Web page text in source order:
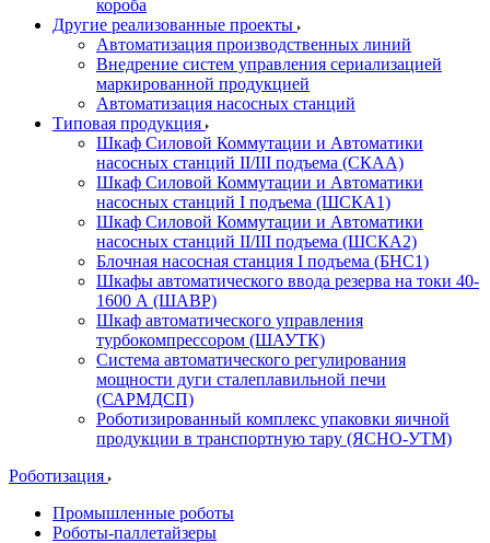
короба
Другие реализованные проекты
Автоматизация производственных линий
Внедрение систем управления сериализацией
маркированной продукцией
Автоматизация насосных станций
Типовая продукция
Шкаф Силовой Коммутации и Автоматики
насосных станций II/III подъема (СКАА)
Шкаф Силовой Коммутации и Автоматики
насосных станций I подъема (ШСКА1)
Шкаф Силовой Коммутации и Автоматики
насосных станций II/III подъема (ШСКА2)
Блочная насосная станция I подъема (БНС1)
Шкафы автоматического ввода резерва на токи 40-
1600 А (ШАВР)
Шкаф автоматического управления
турбокомпрессором (ШАУТК)
Система автоматического регулирования
мощности дуги сталеплавильной печи
(САРМДСП)
Роботизированный комплекс упаковки яичной
продукции в транспортную тару (ЯСНО-УТМ)
Роботизация
Промышленные роботы
Роботы-паллетайзеры